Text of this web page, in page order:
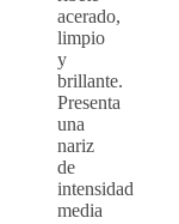
acerado,
limpio
y
brillante.
Presenta
una
nariz
de
intensidad
media